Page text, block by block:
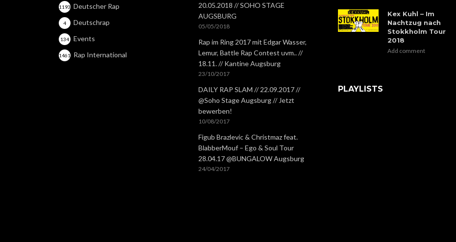
Deutscher Rap
1193
Deutschrap
4
Events
134
Rap International
1461
20.05.2018 // SOHO STAGE
AUGSBURG
05/05/2018
Rap im Ring 2017 mit Edgar Wasser,
Lemur, Battle Rap Contest uvm.. //
18.11. // Kantine Augsburg
23/10/2017
DAILY RAP SLAM // 22.09.2017 //
@Soho Stage Augsburg // Jetzt
bewerben!
10/08/2017
Figub Brazlevic & Christmaz feat.
BlabberMouf – Ego & Soul Tour
28.04.17 @BUNGALOW Augsburg
24/04/2017
Kex Kuhl – Im
Nachtzug nach
Stokkholm Tour
2018
Add comment
PLAYLISTS